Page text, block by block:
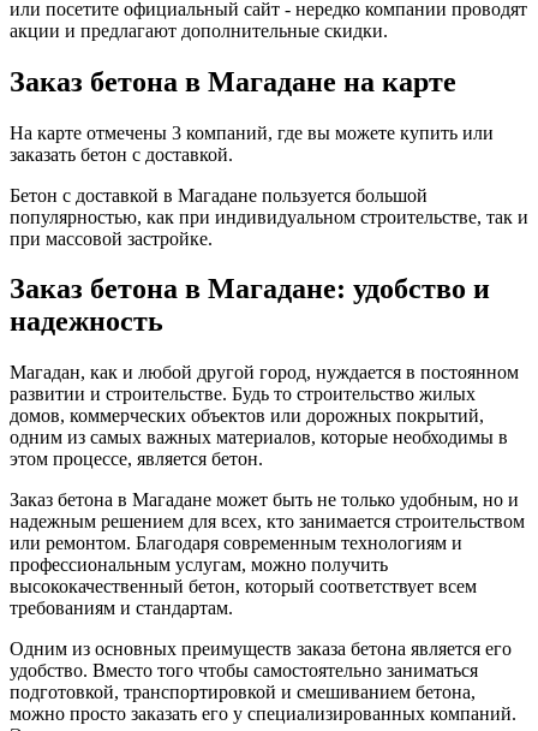
или посетите официальный сайт - нередко компании проводят
акции и предлагают дополнительные скидки.
Заказ бетона в Магадане на карте
На карте отмечены 3 компаний, где вы можете купить или
заказать бетон с доставкой.
Бетон с доставкой в Магадане пользуется большой
популярностью, как при индивидуальном строительстве, так и
при массовой застройке.
Заказ бетона в Магадане: удобство и
надежность
Магадан, как и любой другой город, нуждается в постоянном
развитии и строительстве. Будь то строительство жилых
домов, коммерческих объектов или дорожных покрытий,
одним из самых важных материалов, которые необходимы в
этом процессе, является бетон.
Заказ бетона в Магадане может быть не только удобным, но и
надежным решением для всех, кто занимается строительством
или ремонтом. Благодаря современным технологиям и
профессиональным услугам, можно получить
высококачественный бетон, который соответствует всем
требованиям и стандартам.
Одним из основных преимуществ заказа бетона является его
удобство. Вместо того чтобы самостоятельно заниматься
подготовкой, транспортировкой и смешиванием бетона,
можно просто заказать его у специализированных компаний.